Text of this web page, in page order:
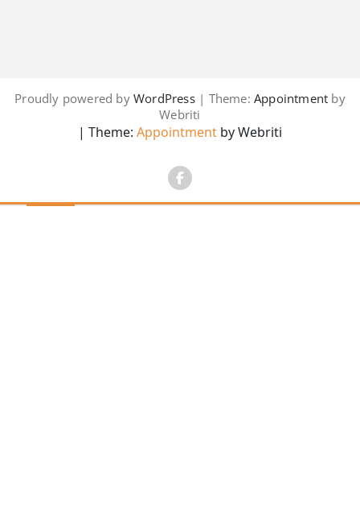
Proudly powered byWordPress| Theme: Appointment by
Webriti
| Theme: Appointment by Webriti